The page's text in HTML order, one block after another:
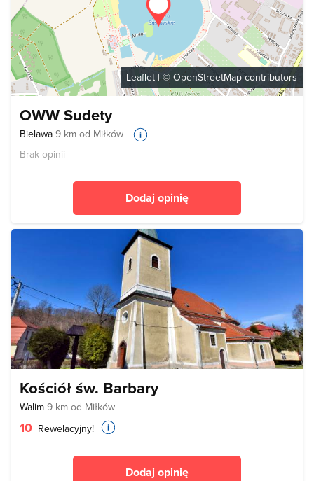
Leaflet | © OpenStreetMap contributors
OWW Sudety
Bielawa 9 km od Miłków
Brak opinii
Dodaj opinię
Kościół św. Barbary
Walim 9 km od Miłków
10 Rewelacyjny!
Dodaj opinię